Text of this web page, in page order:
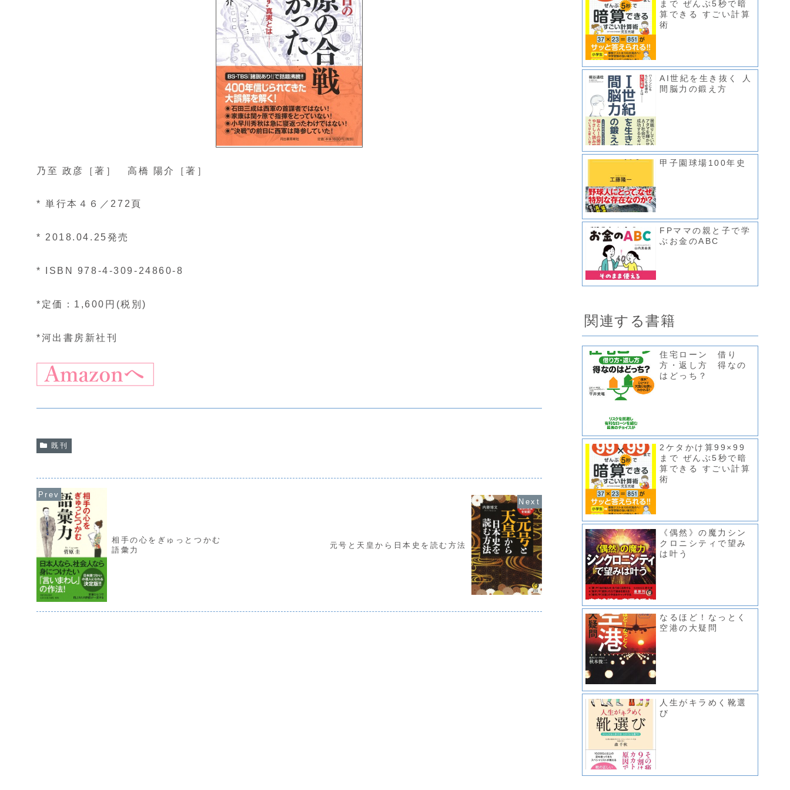
乃至 政彦［著］ 高橋 陽介［著］
* 単行本４６／272頁
* 2018.04.25発売
* ISBN 978-4-309-24860-8
*定価：1,600円(税別)
*河出書房新社刊
既刊
相手の心をぎゅっとつかむ
語彙力
元号と天皇から日本史を読む方法
まで ぜんぶ5秒で暗
算できる すごい計算
術
AI世紀を生き抜く 人
間脳力の鍛え方
甲子園球場100年史
FPママの親と子で学
ぶお金のABC
関連する書籍
住宅ローン 借り
方・返し方 得なの
はどっち？
2ケタかけ算99×99
まで ぜんぶ5秒で暗
算できる すごい計算
術
《偶然》の魔力シン
クロニシティで望み
は叶う
なるほど！なっとく
空港の大疑問
人生がキラめく靴選
び